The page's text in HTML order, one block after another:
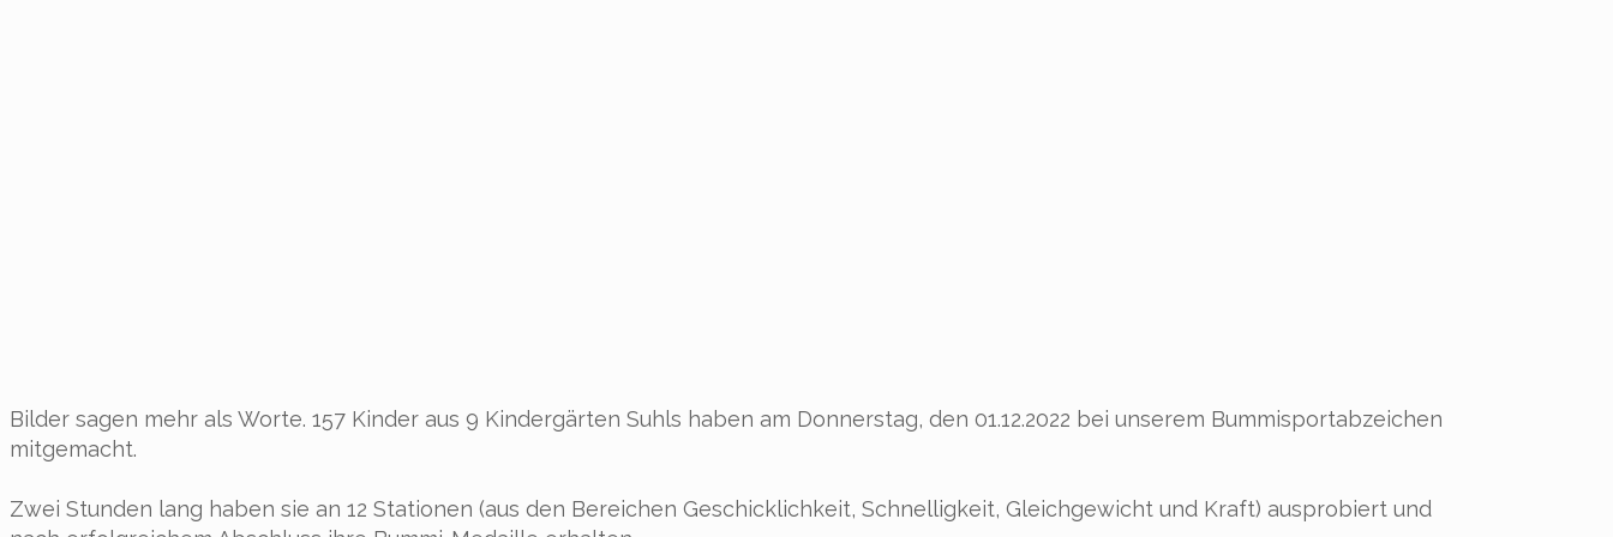
Bilder sagen mehr als Worte. 157 Kinder aus 9 Kindergärten Suhls haben am Donnerstag, den 01.12.2022 bei unserem Bummisportabzeichen
mitgemacht.
Zwei Stunden lang haben sie an 12 Stationen (aus den Bereichen Geschicklichkeit, Schnelligkeit, Gleichgewicht und Kraft) ausprobiert und